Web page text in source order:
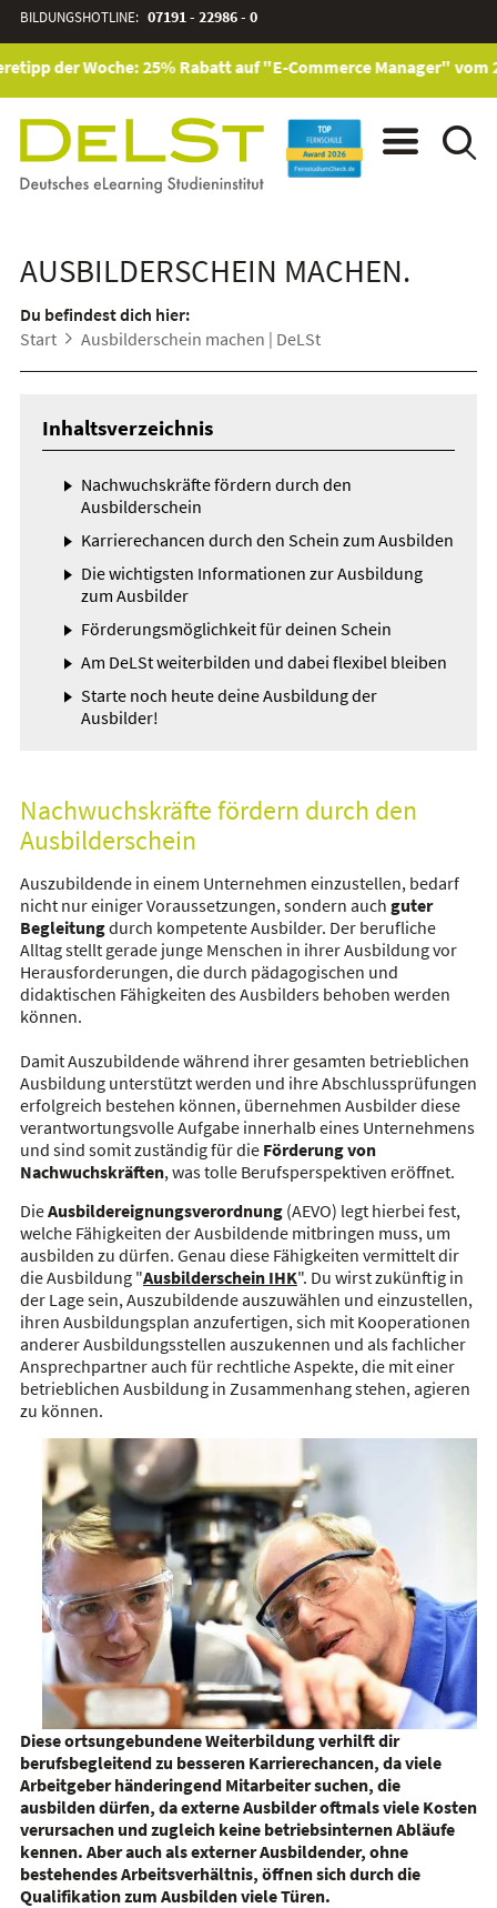
BILDUNGSHOTLINE: 07191 - 22986 - 0
der Woche: 25% Rabatt auf "E-Commerce Manager" vom
AUSBILDERSCHEIN MACHEN.
Du befindest dich hier:
Start
Ausbilderschein machen | DeLSt
Inhaltsverzeichnis
Nachwuchskräfte fördern durch den
Ausbilderschein
Karrierechancen durch den Schein zum Ausbilden
Die wichtigsten Informationen zur Ausbildung
zum Ausbilder
Förderungsmöglichkeit für deinen Schein
Am DeLSt weiterbilden und dabei flexibel bleiben
Starte noch heute deine Ausbildung der
Ausbilder!
Nachwuchskräfte fördern durch den
Ausbilderschein
Auszubildende in einem Unternehmen einzustellen, bedarf
nicht nur einiger Voraussetzungen, sondern auch guter
Begleitungdurch kompetente Ausbilder. Der berufliche
Alltag stellt gerade junge Menschen in ihrer Ausbildung vor
Herausforderungen, die durch pädagogischen und
didaktischen Fähigkeiten des Ausbilders behoben werden
können.
Damit Auszubildende während ihrer gesamten betrieblichen
Ausbildung unterstützt werden und ihre Abschlussprüfungen
erfolgreich bestehen können, übernehmen Ausbilder diese
verantwortungsvolle Aufgabe innerhalb eines Unternehmens
und sind somit zuständig für die Förderung von
Nachwuchskräften, was tolle Berufsperspektiven eröffnet.
DieAusbildereignungsverordnung (AEVO) legt hierbei fest,
welche Fähigkeiten der Ausbildende mitbringen muss, um
ausbilden zu dürfen. Genau diese Fähigkeiten vermittelt dir
die Ausbildung "AusbilderscheinIHK". Du wirst zukünftig in
der Lage sein, Auszubildende auszuwählen und einzustellen,
ihren Ausbildungsplan anzufertigen, sich mit Kooperationen
andererAusbildungsstellen auszukennen und als fachlicher
Ansprechpartner auch für rechtliche Aspekte, die mit einer
betrieblichen Ausbildung in Zusammenhang stehen, agieren
zu können.
Diese ortsungebundene Weiterbildung verhilft dir
berufsbegleitend zu besseren Karrierechancen, da viele
Arbeitgeber händeringend Mitarbeiter suchen, die
ausbilden dürfen, da externe Ausbilder oftmals viele Kosten
verursachen und zugleich keine betriebsinternen Abläufe
kennen. Aber auch als externer Ausbildender, ohne
bestehendes Arbeitsverhältnis, öffnen sich durch die
Qualifikation zum Ausbilden viele Türen.